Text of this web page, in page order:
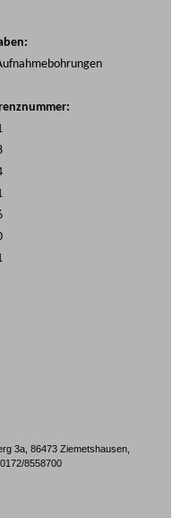
3a, 86473 Ziemetshausen,
8558700